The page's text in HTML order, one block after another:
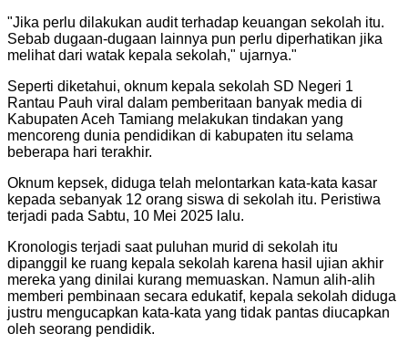
"Jika perlu dilakukan audit terhadap keuangan sekolah itu.
Sebab dugaan-dugaan lainnya pun perlu diperhatikan jika
melihat dari watak kepala sekolah," ujarnya."
Seperti diketahui, oknum kepala sekolah SD Negeri 1
Rantau Pauh viral dalam pemberitaan banyak media di
Kabupaten Aceh Tamiang melakukan tindakan yang
mencoreng dunia pendidikan di kabupaten itu selama
beberapa hari terakhir.
Oknum kepsek, diduga telah melontarkan kata-kata kasar
kepada sebanyak 12 orang siswa di sekolah itu. Peristiwa
terjadi pada Sabtu, 10 Mei 2025 lalu.
Kronologis terjadi saat puluhan murid di sekolah itu
dipanggil ke ruang kepala sekolah karena hasil ujian akhir
mereka yang dinilai kurang memuaskan. Namun alih-alih
memberi pembinaan secara edukatif, kepala sekolah diduga
justru mengucapkan kata-kata yang tidak pantas diucapkan
oleh seorang pendidik.